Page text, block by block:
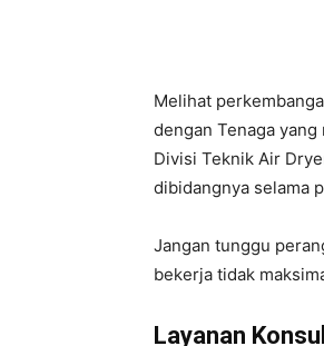
Air
Dryer
Melihat
dengan Tenaga
Divisi Teknik Air
dibidangnya selama
Jangan tunggu
bekerja tidak
Layanan